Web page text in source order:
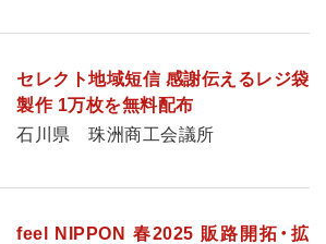
セレクト地域短信 感謝伝えるレジ袋
製作 1万枚を無料配布
石川県 珠洲商工会議所
feel NIPPON 春2025 販路開拓・拡